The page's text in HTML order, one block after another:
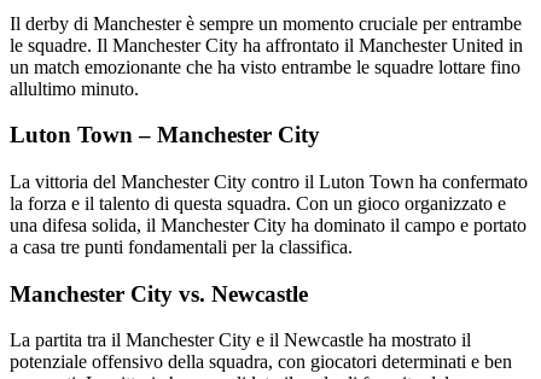
Il derby di Manchester è sempre un momento cruciale per entrambe
le squadre. Il Manchester City ha affrontato il Manchester United in
un match emozionante che ha visto entrambe le squadre lottare fino
allultimo minuto.
Luton Town – Manchester City
La vittoria del Manchester City contro il Luton Town ha confermato
la forza e il talento di questa squadra. Con un gioco organizzato e
una difesa solida, il Manchester City ha dominato il campo e portato
a casa tre punti fondamentali per la classifica.
Manchester City vs. Newcastle
La partita tra il Manchester City e il Newcastle ha mostrato il
potenziale offensivo della squadra, con giocatori determinati e ben